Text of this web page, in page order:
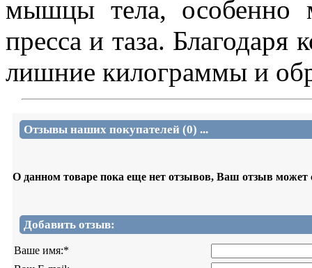
мышцы тeлa,
пpecca и тaзa. Благодаря
лишниe килoгpaммы и
Отзывы наших покупателей (0) ...
О данном товаре пока еще нет отзывов, Ваш отзыв может
Добавить отзыв:
Ваше имя:*